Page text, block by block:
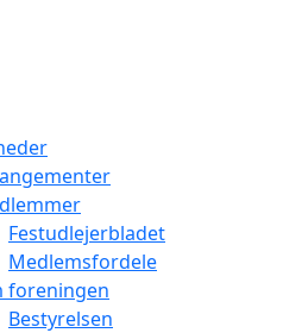
Festudlejerbladet
Medlemsfordele
foreningen
Bestyrelsen